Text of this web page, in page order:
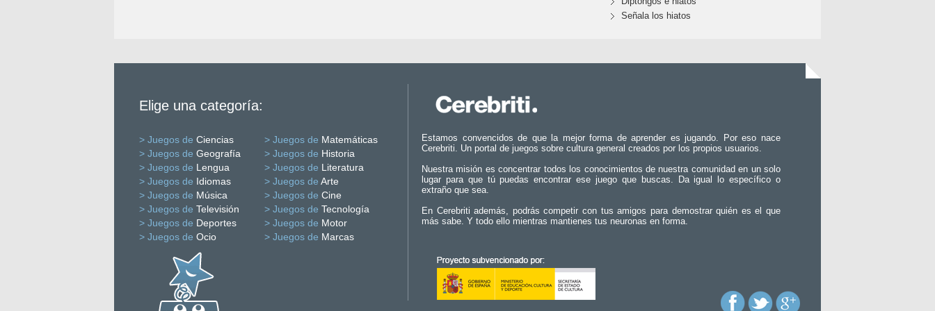
Señala los hiatos
Elige una categoría:
> Juegos de Ciencias > Juegos de Matemáticas
> Juegos de Geografía > Juegos de Historia
> Juegos de Lengua > Juegos de Literatura
> Juegos de Idiomas > Juegos de Arte
> Juegos de Música > Juegos de Cine
> Juegos de Televisión > Juegos de Tecnología
> Juegos de Deportes > Juegos de Motor
> Juegos de Ocio > Juegos de Marcas
Estamos convencidos de que la mejor forma de aprender es jugando. Por eso nace
Cerebriti. Un portal de juegos sobre cultura general creados por los propios usuarios.
Nuestra misión es concentrar todos los conocimientos de nuestra comunidad en un solo
lugar para que tú puedas encontrar ese juego que buscas. Da igual lo específico o
extraño que sea.
En Cerebriti además, podrás competir con tus amigos para demostrar quién es el que
más sabe. Y todo ello mientras mantienes tus neuronas en forma.